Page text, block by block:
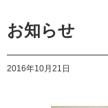
お知らせ
2016年10月21日